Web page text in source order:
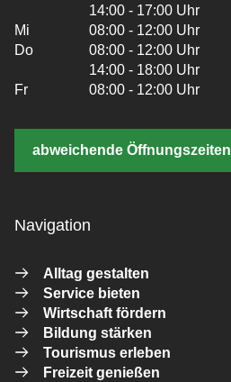
14:00 - 17:00 Uhr
Mi
08:00 - 12:00 Uhr
Do
08:00 - 12:00 Uhr
14:00 - 18:00 Uhr
Fr
08:00 - 12:00 Uhr
abweichende Öffnungszeiten
Navigation
Alltag gestalten
Service bieten
Wirtschaft fördern
Bildung stärken
Tourismus erleben
Freizeit genießen